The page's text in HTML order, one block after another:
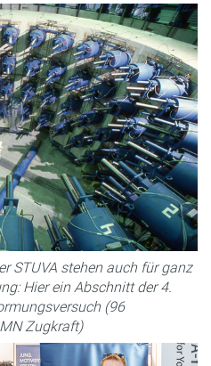
STUVA stehen auch für ganz
Hier ein Abschnitt der 4.
(96
Zugkraft)